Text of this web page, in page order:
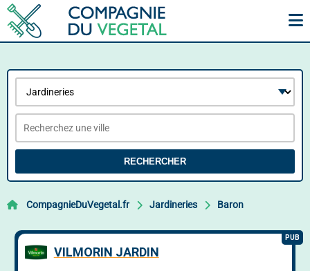
RECHERCHER
CompagnieDuVegetal.fr Jardineries Baron